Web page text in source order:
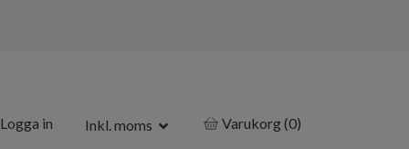
Logga in Inkl. moms Varukorg(0)